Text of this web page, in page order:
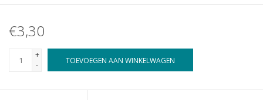
€3,30
+
-
TOEVOEGEN AAN WINKELWAGEN